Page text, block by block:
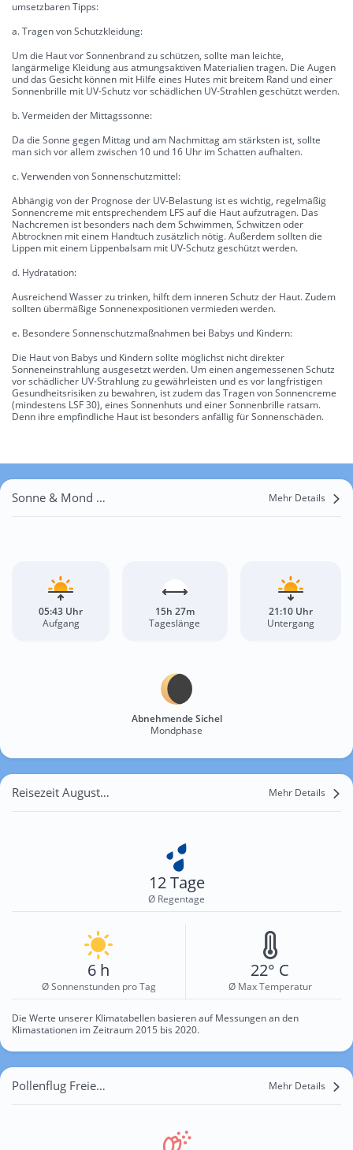
umsetzbaren Tipps:
a. Tragen von Schutzkleidung:
Um die Haut vor Sonnenbrand zu schützen, sollte man leichte,
langärmelige Kleidung aus atmungsaktiven Materialien tragen. Die Augen
und das Gesicht können mit Hilfe eines Hutes mit breitem Rand und einer
Sonnenbrille mit UV-Schutz vor schädlichen UV-Strahlen geschützt werden.
b. Vermeiden der Mittagssonne:
Da die Sonne gegen Mittag und am Nachmittag am stärksten ist, sollte
man sich vor allem zwischen 10 und 16 Uhr im Schatten aufhalten.
c. Verwenden von Sonnenschutzmittel:
Abhängig von der Prognose der UV-Belastung ist es wichtig, regelmäßig
Sonnencreme mit entsprechendem LFS auf die Haut aufzutragen. Das
Nachcremen ist besonders nach dem Schwimmen, Schwitzen oder
Abtrocknen mit einem Handtuch zusätzlich nötig. Außerdem sollten die
Lippen mit einem Lippenbalsam mit UV-Schutz geschützt werden.
d. Hydratation:
Ausreichend Wasser zu trinken, hilft dem inneren Schutz der Haut. Zudem
sollten übermäßige Sonnenexpositionen vermieden werden.
e. Besondere Sonnenschutzmaßnahmen bei Babys und Kindern:
Die Haut von Babys und Kindern sollte möglichst nicht direkter
Sonneneinstrahlung ausgesetzt werden. Um einen angemessenen Schutz
vor schädlicher UV-Strahlung zu gewährleisten und es vor langfristigen
Gesundheitsrisiken zu bewahren, ist zudem das Tragen von Sonnencreme
(mindestens LSF 30), eines Sonnenhuts und einer Sonnenbrille ratsam.
Denn ihre empfindliche Haut ist besonders anfällig für Sonnenschäden.
Sonne & Mond Freienwillen Mehr Details
05:43 Uhr
Aufgang
15h 27m
Tageslänge
21:10 Uhr
Untergang
Abnehmende Sichel
Mondphase
Reisezeit August für Freienwillen Mehr Details
12 Tage
Ø Regentage
6 h
Ø Sonnenstunden pro Tag
22° C
Ø Max Temperatur
Die Werte unserer Klimatabellen basieren auf Messungen an den
Klimastationen im Zeitraum 2015 bis 2020.
Pollenflug Freienwillen Mehr Details